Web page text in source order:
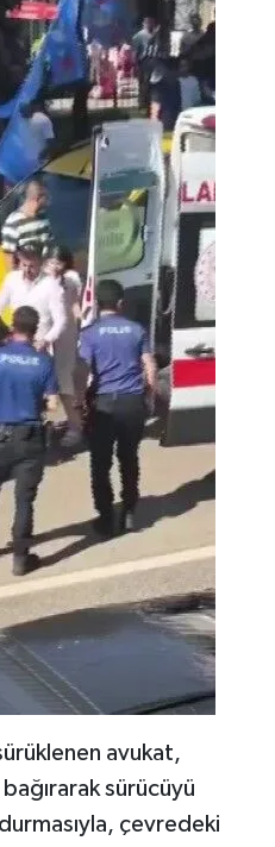
avukat,
sürücüyü
çevredeki